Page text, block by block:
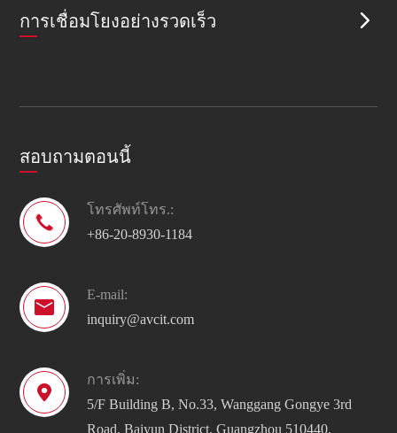
การเชื่อมโยงอย่างรวดเร็ว 
สอบถามตอนนี้

โทรศัพท์โทร.:
+86-20-8930-1184

E-mail:
inquiry@avcit.com

การเพิ่ม:
5/F Building B, No.33, Wanggang Gongye 3rd
Road, Baiyun District, Guangzhou 510440,